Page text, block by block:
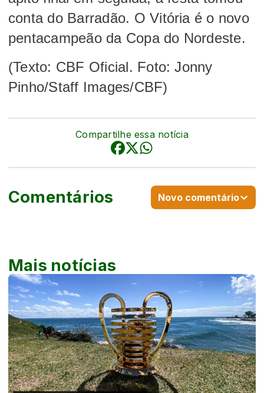
conta do Barradão. O Vitória é o novo
pentacampeão da Copa do Nordeste.
(Texto: CBF Oficial. Foto: Jonny
Pinho/Staff Images/CBF)
Compartilhe essa notícia
Comentários Novo comentário
Mais notícias